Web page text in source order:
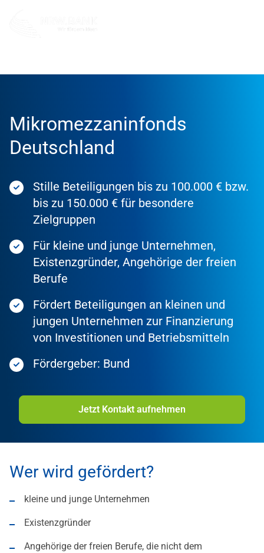
Mikromezzaninfonds
Deutschland
Stille Beteiligungen bis zu 100.000 € bzw.
bis zu 150.000 € für besondere
Zielgruppen
Für kleine und junge Unternehmen,
Existenzgründer, Angehörige der freien
Berufe
Fördert Beteiligungen an kleinen und
jungen Unternehmen zur Finanzierung
von Investitionen und Betriebsmitteln
Fördergeber: Bund
Jetzt Kontakt aufnehmen
Wer wird gefördert?
kleine und junge Unternehmen
Existenzgründer
Angehörige der freien Berufe, die nicht dem